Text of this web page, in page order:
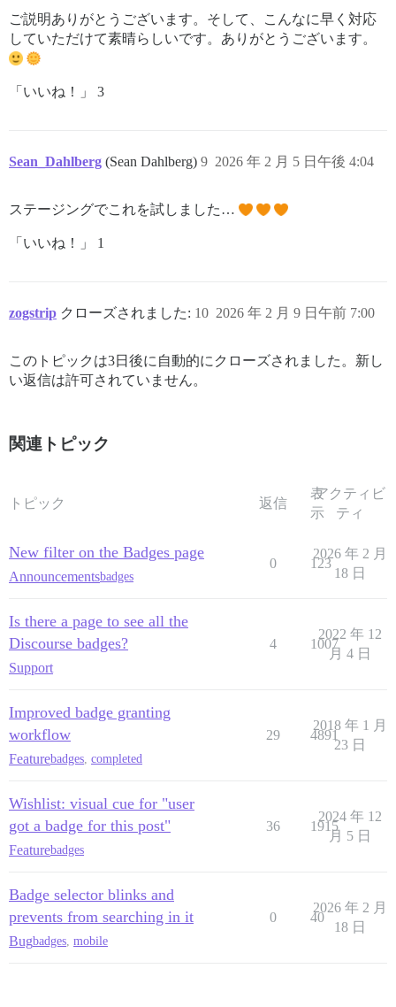
ご説明ありがとうございます。そして、こんなに早く対応
していただけて素晴らしいです。ありがとうございます。
「いいね！」 3
Sean_Dahlberg (Sean Dahlberg) 2026 年 2 月 5 日午後 4:04
9
ステージングでこれを試しました…
「いいね！」 1
zogstrip クローズされました: 2026 年 2 月 9 日午前 7:00
10
このトピックは3日後に自動的にクローズされました。新し
い返信は許可されていません。
関連トピック
トピック 返信
表
示
アクティビ
ティ
New filter on the Badges page
Announcementsbadges
0 123
2026 年 2 月
18 日
Is there a page to see all the
Discourse badges?
Support
4 1007
2022 年 12
月 4 日
Improved badge granting
workflow
Featurebadges, completed
29 4891
2018 年 1 月
23 日
Wishlist: visual cue for "user
got a badge for this post"
Featurebadges
36 1915
2024 年 12
月 5 日
Badge selector blinks and
prevents from searching in it
Bugbadges, mobile
0 40
2026 年 2 月
18 日